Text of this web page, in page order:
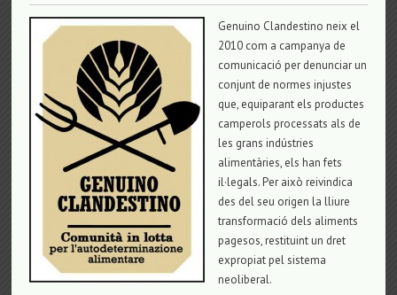
Genuino Clandestino neix el
2010 com a campanya de
comunicació per denunciar un
conjunt de normes injustes
que, equiparant els productes
camperols processats als de
les grans indústries
alimentàries, els han fets
il·legals. Per això reivindica
des del seu origen la lliure
transformació dels aliments
pagesos, restituint un dret
expropiat pel sistema
neoliberal.